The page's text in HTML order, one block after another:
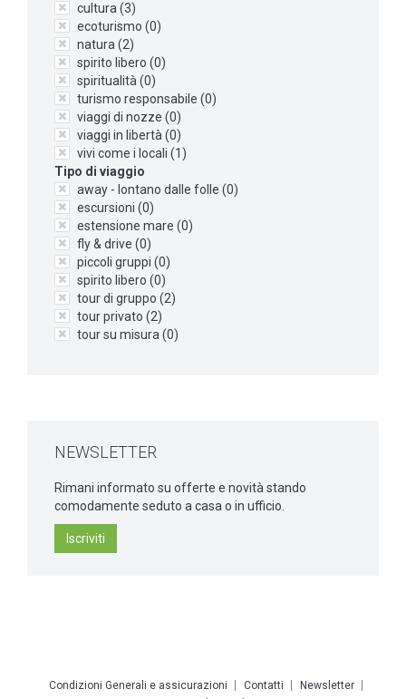
cultura (3)
ecoturismo (0)
natura (2)
spirito libero (0)
spiritualità (0)
turismo responsabile (0)
viaggi di nozze (0)
viaggi in libertà (0)
vivi come i locali (1 )
Tipo di viaggio
away - lontano dalle folle (0)
escursioni (0)
estensione mare (0)
fly & drive (0)
piccoli gruppi (0)
spirito libero (0)
tour di gruppo (2)
tour privato (2)
tour su misura (0)
NEWSLETTER
Rimani informato su offerte e novità stando
comodamente seduto a casa o in ufficio.
Iscriviti
Condizioni Generali e assicurazioni Contatti
Newsletter